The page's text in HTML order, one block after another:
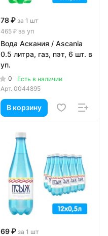
78 ₽ за 1 шт
465 ₽ за уп
Вода Аскания / Ascania
0.5 литра, газ, пэт, 6 шт. в
уп.
0
Есть в наличии
Арт. 0044895
В корзину
69 ₽ за 1 шт